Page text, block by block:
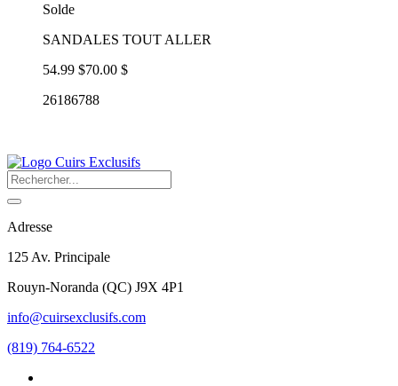
Solde
SANDALES TOUT ALLER
54.99 $70.00 $
26186788
Adresse
125 Av. Principale
Rouyn-Noranda (QC) J9X 4P1
info@cuirsexclusifs.com
(819) 764-6522